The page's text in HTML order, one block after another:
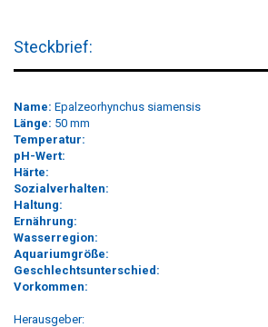
Steckbrief:
Name: Epalzeorhynchus siamensis
Länge: 50 mm
Temperatur:
pH-Wert:
Härte:
Sozialverhalten:
Haltung:
Ernährung:
Wasserregion:
Aquariumgröße:
Geschlechtsunterschied:
Vorkommen:
Herausgeber: